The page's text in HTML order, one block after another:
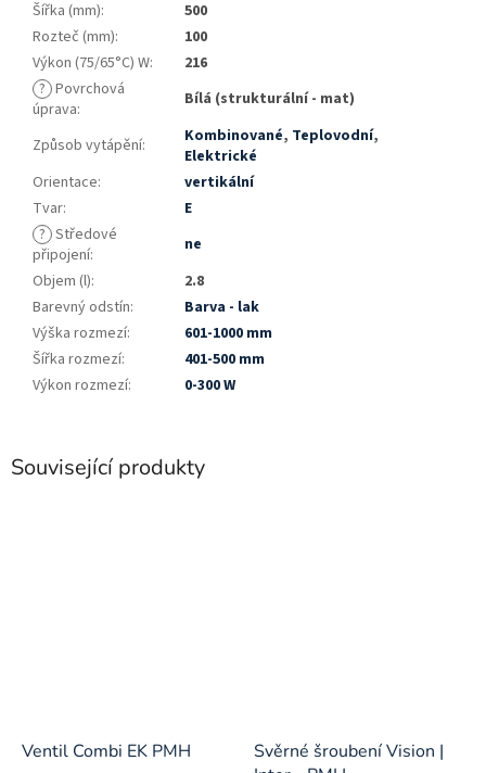
Související produkty
Ventil Combi EK PMH
Svěrné šroubení Vision |
Šířka (mm):
500
Rozteč (mm):
100
Výkon (75/65°C) W:
216
? Povrchová
úprava: Bílá (strukturální - mat)
Způsob vytápění: Kombinované, Teplovodní,
Elektrické
Orientace:
vertikální
Tvar:
E
? Středové
připojení:
ne
Objem (l):
2.8
Barevný odstín:
Barva - lak
Výška rozmezí:
601-1000 mm
Šířka rozmezí:
401-500 mm
Výkon rozmezí: 0-300 W